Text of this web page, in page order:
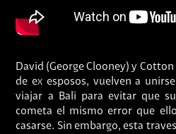
David (George Clooney) y
de ex esposos, vuelven a
viajar a Bali para evitar que
cometa el mismo error que
casarse. Sin embargo, esta